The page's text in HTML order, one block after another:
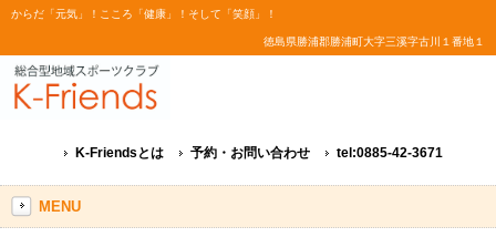
からだ「元気」！こころ「健康」！そして「笑顔」！
徳島県勝浦郡勝浦町大字三溪字古川１番地１
K-Friendsとは 予約・お問い合わせ tel:0885-42-3671
MENU